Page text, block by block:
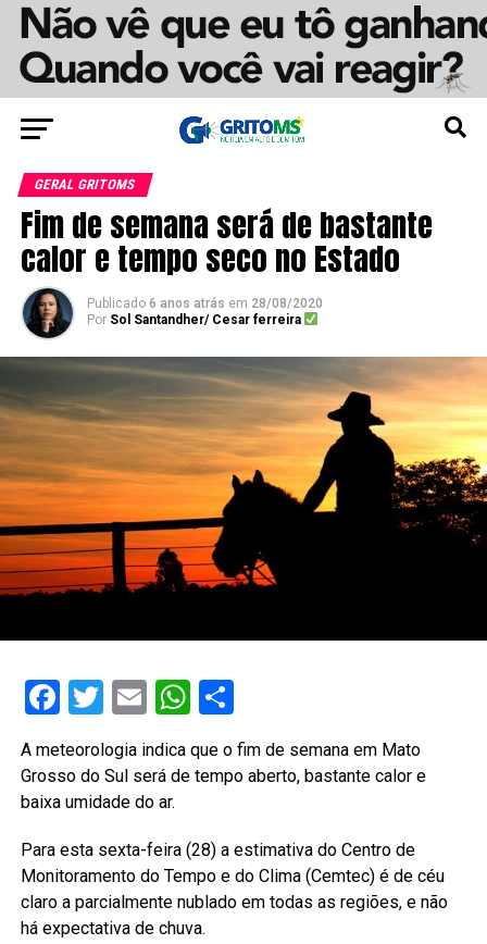
GERAL GRITOMS
Fim de semana será de bastante
calor e tempo seco no Estado
Publicado 6 anos atrás em 28/08/2020
Por Sol Santandher/ Cesar ferreira
Facebook
Twitter
EmailWhatsApp
Share
A meteorologia indica que o fim de semana em Mato
Grosso do Sul será de tempo aberto, bastante calor e
baixa umidade do ar.
Para esta sexta-feira (28) a estimativa do Centro de
Monitoramento do Tempo e do Clima (Cemtec) é de céu
claro a parcialmente nublado em todas as regiões, e não
há expectativa de chuva.